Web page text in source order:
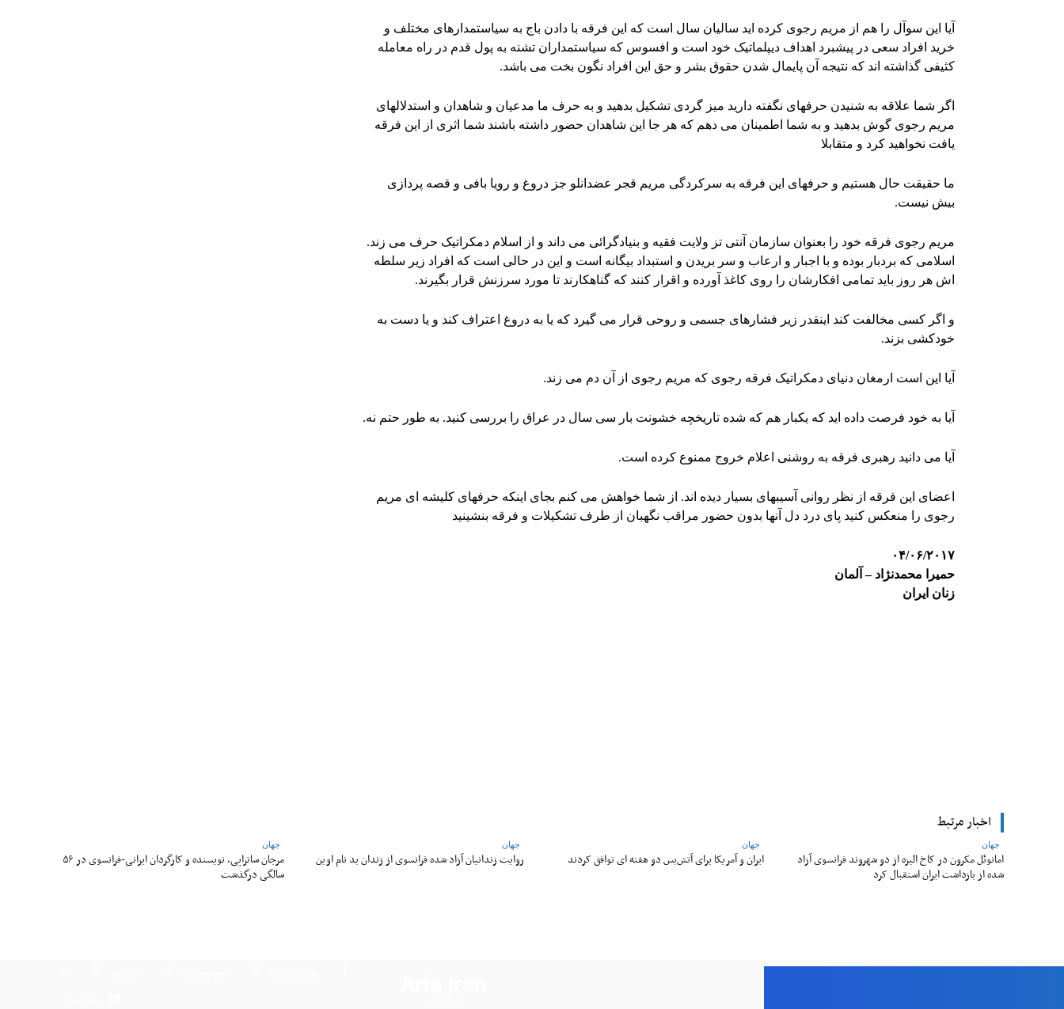
آیا این سوآل را هم از مریم رجوی کرده اید سالیان سال است که این فرقه با دادن باج به سیاستمدارهای مختلف و
خرید افراد سعی در پیشبرد اهداف دیپلماتیک خود است و افسوس که سیاستمداران تشنه به پول قدم در راه معامله
کثیفی گذاشته اند که نتیجه آن پایمال شدن حقوق بشر و حق این افراد نگون بخت می باشد.
اگر شما علاقه به شنیدن حرفهای نگفته دارید میز گردی تشکیل بدهید و به حرف ما مدعیان و شاهدان و استدلالهای
مریم رجوی گوش بدهید و به شما اطمینان می دهم که هر جا این شاهدان حضور داشته باشند شما اثری از این فرقه
یافت نخواهید کرد و متقابلا
ما حقیقت حال هستیم و حرفهای این فرقه به سرکردگی مریم قجر عضدانلو جز دروغ و رویا بافی و قصه پردازی
بیش نیست.
مریم رجوی فرقه خود را بعنوان سازمان آنتی تز ولایت فقیه و بنیادگرائی می داند و از اسلام دمکراتیک حرف می زند.
اسلامی که بردبار بوده و با اجبار و ارعاب و سر بریدن و استبداد بیگانه است و این در حالی است که افراد زیر سلطه
اش هر روز باید تمامی افکارشان را روی کاغذ آورده و اقرار کنند که گناهکارند تا مورد سرزنش قرار بگیرند.
و اگر کسی مخالفت کند اینقدر زیر فشارهای جسمی و روحی قرار می گیرد که یا به دروغ اعتراف کند و یا دست به
خودکشی بزند.
آیا این است ارمغان دنیای دمکراتیک فرقه رجوی که مریم رجوی از آن دم می زند.
آیا به خود فرصت داده اید که یکبار هم که شده تاریخچه خشونت بار سی سال در عراق را بررسی کنید. به طور حتم نه.
آیا می دانید رهبری فرقه به روشنی اعلام خروج ممنوع کرده است.
اعضای این فرقه از نظر روانی آسیبهای بسیار دیده اند. از شما خواهش می کنم بجای اینکه حرفهای کلیشه ای مریم
رجوی را منعکس کنید پای درد دل آنها بدون حضور مراقب نگهبان از طرف تشکیلات و فرقه بنشینید
۰۴/۰۶/۲۰۱۷
حمیرا محمدنژاد – آلمان
زنان ایران
اخبار مرتبط
جهان
مرجان ساتراپی، نویسنده و کارگردان ایرانی-فرانسوی در ۵۶
سالگی درگذشت
جهان
روایت زندانیان آزاد شده فرانسوی از زندان ‌بد نام اوین
جهان
ایران و آمریکا برای آتش‌بس دو هفته‌ ای توافق کردند
جهان
امانوئل مکرون در کاخ الیزه از دو شهروند فرانسوی آزاد
شده از بازداشت ایران استقبال کرد